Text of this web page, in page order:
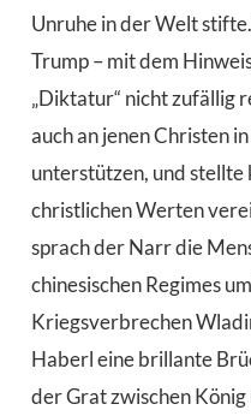
Unruhe in der Welt
Trump – mit dem
„Diktatur“ nicht zufällig
auch an jenen Christen
unterstützen, und stellte
christlichen Werten
sprach der Narr die
chinesischen Regimes
Kriegsverbrechen
Haberl eine brillante
der Grat zwischen